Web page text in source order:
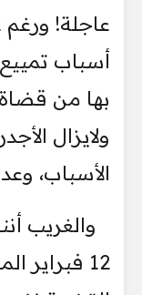
عاجلة! ورغم
أسباب
بها من
ولايزال
الأسباب،
والغريب
12